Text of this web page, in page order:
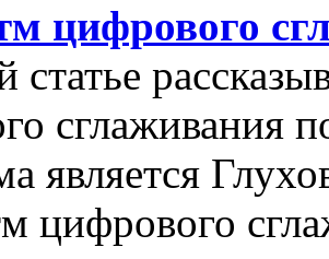
цифрового
статье
сглаживания
является
цифрового